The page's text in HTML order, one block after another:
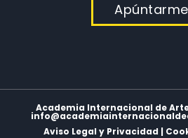
Apúntarme
Academia Internacional de
Aviso Legal y Privacidad |